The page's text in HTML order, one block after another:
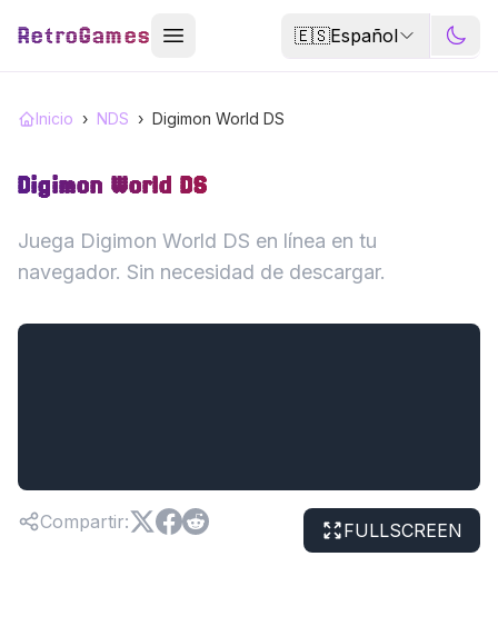
RetroGames 🇪🇸Español
Inicio › NDS › Digimon World DS
Digimon World DS
Juega Digimon World DS en línea en tu
navegador. Sin necesidad de descargar.
Compartir: FULLSCREEN